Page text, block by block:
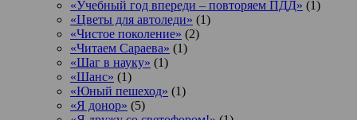
«Учебный год впереди – повторяем ПДД» (1)
«Цветы для автоледи» (1)
«Чистое поколение» (2)
«Читаем Сараева» (1)
«Шаг в науку» (1)
«Шанс» (1)
«Юный пешеход» (1)
«Я донор» (5)